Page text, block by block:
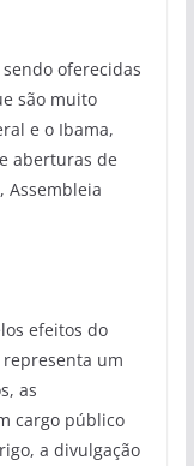
oferecidas
são muito
e o Ibama,
aberturas de
Assembleia
efeitos do
um
as
cargo público
a divulgação